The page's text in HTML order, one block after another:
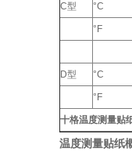
C型 °C
°F
D型 °C
°F
十格温度测量贴
温度测量贴纸